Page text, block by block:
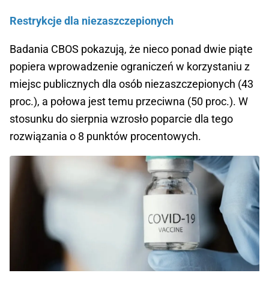
Restrykcje dla niezaszczepionych
Badania CBOS pokazują, że nieco ponad dwie piąte
popiera wprowadzenie ograniczeń w korzystaniu z
miejsc publicznych dla osób niezaszczepionych (43
proc.), a połowa jest temu przeciwna (50 proc.). W
stosunku do sierpnia wzrosło poparcie dla tego
rozwiązania o 8 punktów procentowych.